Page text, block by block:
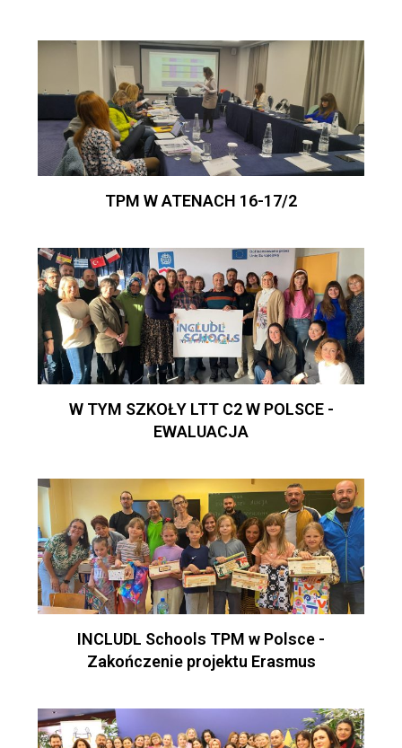
TPM W ATENACH 16-17/2
W TYM SZKOŁY LTT C2 W POLSCE -
EWALUACJA
INCLUDL Schools TPM w Polsce -
Zakończenie projektu Erasmus